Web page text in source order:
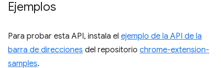
Ejemplos
Para probar esta API, instala el ejemplo de la API de la
barra de direcciones del repositorio chrome-extension-
samples.